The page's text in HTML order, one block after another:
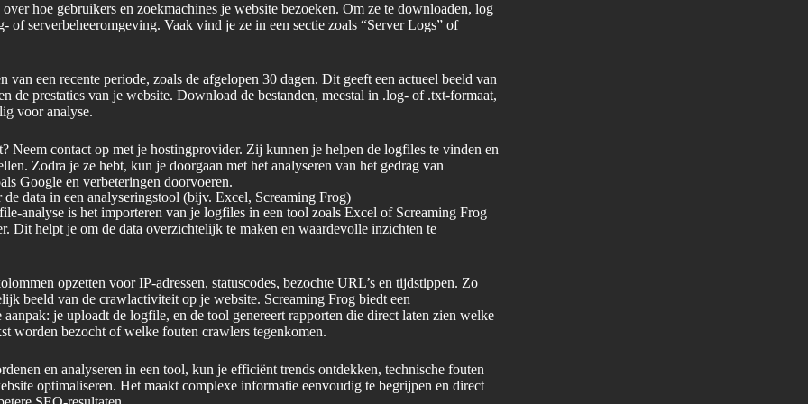
hoe gebruikers en zoekmachines je website bezoeken. Om ze te downloaden, log
of serverbeheeromgeving. Vaak vind je ze in een sectie zoals “Server Logs” of
van een recente periode, zoals de afgelopen 30 dagen. Dit geeft een actueel beeld van
de prestaties van je website. Download de bestanden, meestal in .log- of .txt-formaat,
voor analyse.
Neem contact op met je hostingprovider. Zij kunnen je helpen de logfiles te vinden en
Zodra je ze hebt, kun je doorgaan met het analyseren van het gedrag van
Google en verbeteringen doorvoeren.
de data in een analyseringstool (bijv. Excel, Screaming Frog)
analyse is het importeren van je logfiles in een tool zoals Excel of Screaming Frog
Dit helpt je om de data overzichtelijk te maken en waardevolle inzichten te
opzetten voor IP-adressen, statuscodes, bezochte URL’s en tijdstippen. Zo
beeld van de crawlactiviteit op je website. Screaming Frog biedt een
aanpak: je uploadt de logfile, en de tool genereert rapporten die direct laten zien welke
worden bezocht of welke fouten crawlers tegenkomen.
en analyseren in een tool, kun je efficiënt trends ontdekken, technische fouten
optimaliseren. Het maakt complexe informatie eenvoudig te begrijpen en direct